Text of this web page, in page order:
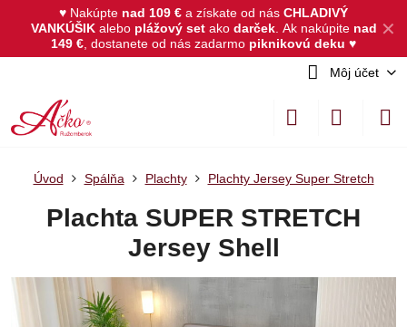
✕
♥ Nakúpte nad 109 € a získate od nás CHLADIVÝ
VANKÚŠIKalebo plážový set akodarček. Ak nakúpite nad
149 € , dostanete od nás zadarmo piknikovú deku ♥
Môj účet
Úvod Spálňa Plachty Plachty Jersey Super Stretch
Plachta SUPER STRETCH
Jersey Shell